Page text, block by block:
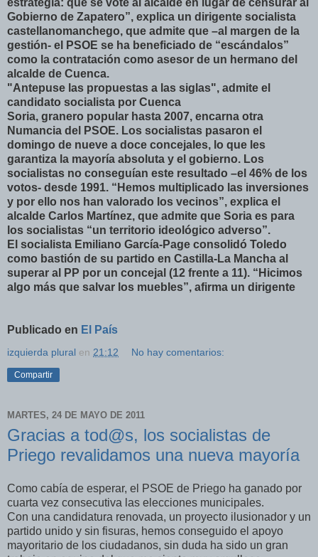
Gobierno de Zapatero”, explica un dirigente socialista
castellanomanchego, que admite que –al margen de la
gestión- el PSOE se ha beneficiado de “escándalos”
como la contratación como asesor de un hermano del
alcalde de Cuenca.
"Antepuse las propuestas a las siglas", admite el
candidato socialista por Cuenca
Soria, granero popular hasta 2007, encarna otra
Numancia del PSOE. Los socialistas pasaron el
domingo de nueve a doce concejales, lo que les
garantiza la mayoría absoluta y el gobierno. Los
socialistas no conseguían este resultado –el 46% de los
votos- desde 1991. “Hemos multiplicado las inversiones
y por ello nos han valorado los vecinos”, explica el
alcalde Carlos Martínez, que admite que Soria es para
los socialistas “un territorio ideológico adverso”.
El socialista Emiliano García-Page consolidó Toledo
como bastión de su partido en Castilla-La Mancha al
superar al PP por un concejal (12 frente a 11). “Hicimos
algo más que salvar los muebles”, afirma un dirigente
Publicado en El País
izquierda plural en 21:12 No hay comentarios:
Compartir
MARTES, 24 DE MAYO DE 2011
Gracias a tod@s, los socialistas de
Priego revalidamos una nueva mayoría
Como cabía de esperar, el PSOE de Priego ha ganado por
cuarta vez consecutiva las elecciones municipales.
Con una candidatura renovada, un proyecto ilusionador y un
partido unido y sin fisuras, hemos conseguido el apoyo
mayoritario de los ciudadanos, sin duda ha sido un gran